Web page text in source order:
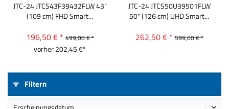
JTC-24 JTCS43F39432FLW 43"
(109 cm) FHD Smart...
196,50 € * 499,00 € *
vorher 202,45 €*
JTC-24 JTCS50U39501FLW
50" (126 cm) UHD Smart...
262,50 € * 599,00 € *
Filtern